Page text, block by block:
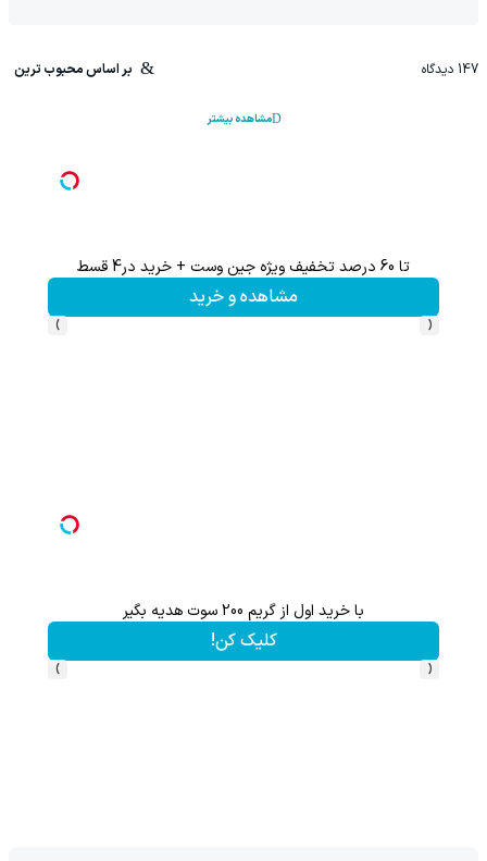
147 دیدگاه بر اساس محبوب ترین
مشاهده بیشتر
تا 60 درصد تخفیف ویژه جین وست + خرید در4 قسط
مشاهده و خرید
‹
›
با خرید اول از گریم 200 سوت هدیه بگیر
کلیک کن!
‹
›